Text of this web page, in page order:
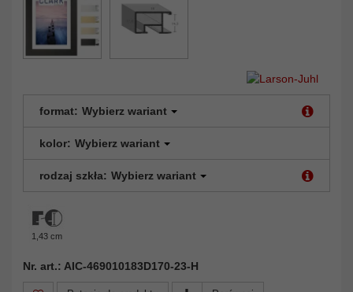
format: Wybierz wariant
kolor: Wybierz wariant
rodzaj szkła: Wybierz wariant
1,43 cm
Nr. art.: AIC-469010183D170-23-H